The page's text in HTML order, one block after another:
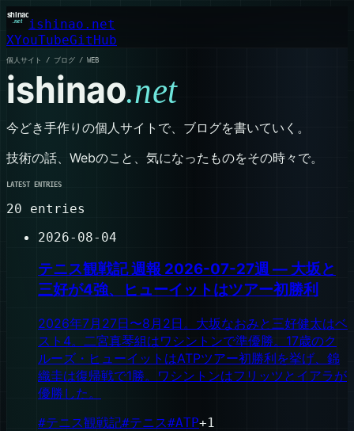
ishinao.net
XYouTubeGitHub
個人サイト / ブログ / WEB
ishinao.net
今どき手作りの個人サイトで、ブログを書いていく。
技術の話、Webのこと、気になったものをその時々で。
LATEST ENTRIES
20 entries
2026-08-04
テニス観戦記 週報 2026-07-27週 — 大坂と
三好が4強、ヒューイットはツアー初勝利
2026年7月27日〜8月2日。大坂なおみと三好健太はベ
スト4。二宮真琴組はワシントンで準優勝。17歳のク
ルーズ・ヒューイットはATPツアー初勝利を挙げ、錦
織圭は復帰戦で1勝。ワシントンはフリッツとイアラが
優勝した。
#テニス観戦記#テニス#ATP+1